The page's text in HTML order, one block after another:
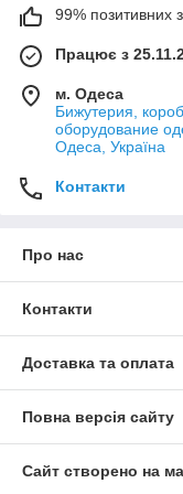
99% позитивних з
Працює з
м. Одеса
Бижутерия,
оборудование
Одеса, Україна
Контакти
Про нас
Контакти
Доставка та оплата
Повна версія сайту
Сайт створено на